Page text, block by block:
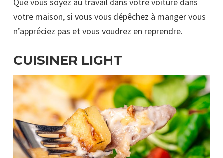
Que vous soyez au travail dans votre voiture dans
votre maison, si vous vous dépêchez à manger vous
n’appréciez pas et vous voudrez en reprendre.
CUISINER LIGHT